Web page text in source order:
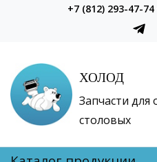
+7 (812) 293-47-
ХОЛОД
Запчасти для
столовых